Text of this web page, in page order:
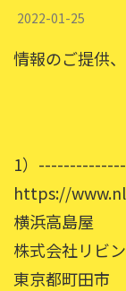
2022-01-25
情報のご提供
1）
https://
横浜高島屋
株式会社リビ
東京都町田市